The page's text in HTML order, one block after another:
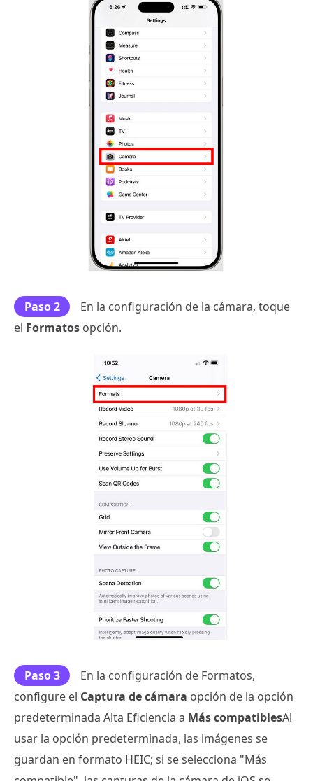
Paso 2
En la configuración de la cámara, toque
el Formatos opción.
Paso 3
En la configuración de Formatos,
configure el Captura de cámara opción de la opción
predeterminada Alta Eficiencia a Más compatiblesAl
usar la opción predeterminada, las imágenes se
guardan en formato HEIC; si se selecciona "Más